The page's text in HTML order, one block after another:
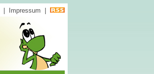
Impressum